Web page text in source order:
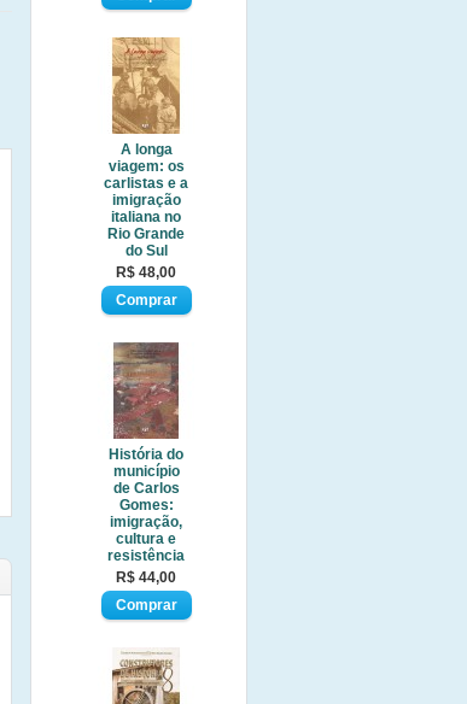
A longa
viagem: os
carlistas e a
imigração
italiana no
Rio Grande
do Sul
R$ 48,00
História do
município
de Carlos
Gomes:
imigração,
cultura e
resistência
R$ 44,00